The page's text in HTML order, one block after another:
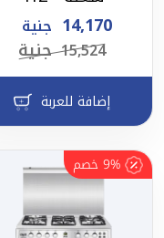
14,170 جنية
15,524 جنية
إضافة للعربة
9% خصم